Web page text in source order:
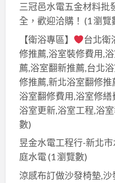
三冠邑水電五金材料批
全，歡迎洽購！ (1 瀏覽
【衛浴專區】
台北衛
修推薦,浴室裝修費用,
薦,浴室翻新推薦,台北
修推薦,新北浴室翻修
浴室翻修費用,浴室修
浴室更新,浴室工程,浴
數)
昱金水電工程行-新北
庭水電(1 瀏覽數)
涼感布訂做沙發椅墊,